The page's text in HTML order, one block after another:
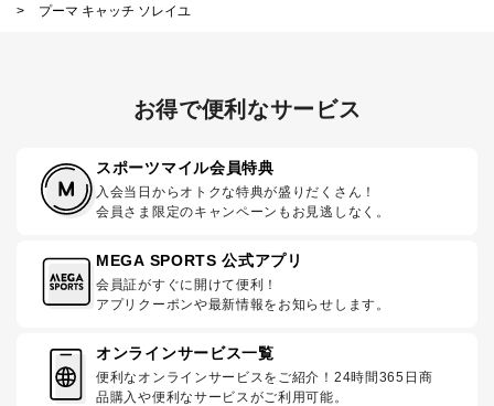
>
プーマ キャッチ ソレイユ
お得で便利なサービス
スポーツマイル会員特典
入会当日からオトクな特典が盛りだくさん！
会員さま限定のキャンペーンもお見逃しなく。
MEGA SPORTS 公式アプリ
会員証がすぐに開けて便利！
アプリクーポンや最新情報をお知らせします。
オンラインサービス一覧
便利なオンラインサービスをご紹介！24時間365日商
品購入や便利なサービスがご利用可能。